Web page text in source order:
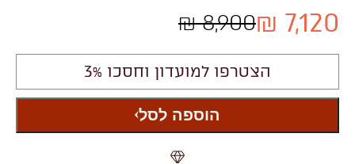
8,900 ₪ 7,120 ₪
הצטרפו למועדון וחסכו 3%
הוספה לסל